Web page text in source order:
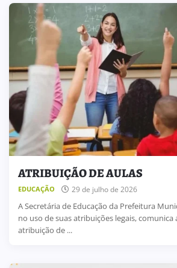
ATRIBUIÇÃO DE AULAS
EDUCAÇÃO 29 de julho de 2026
A Secretária de Educação da Prefeitura
no uso de suas atribuições legais, comunica
atribuição de ...